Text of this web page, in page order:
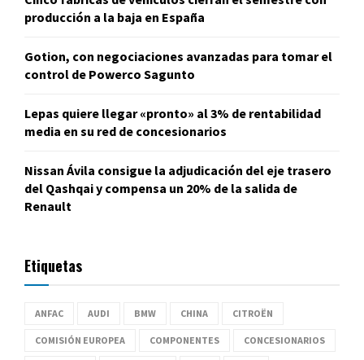
producción a la baja en España
Gotion, con negociaciones avanzadas para tomar el
control de Powerco Sagunto
Lepas quiere llegar «pronto» al 3% de rentabilidad
media en su red de concesionarios
Nissan Ávila consigue la adjudicación del eje trasero
del Qashqai y compensa un 20% de la salida de
Renault
Etiquetas
ANFAC AUDI BMW CHINA CITROËN
COMISIÓN EUROPEA COMPONENTES CONCESIONARIOS